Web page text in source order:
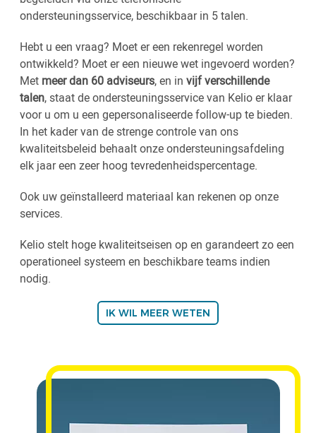
ondersteuningsservice, beschikbaar in 5 talen.
Hebt u een vraag? Moet er een rekenregel worden
ontwikkeld? Moet er een nieuwe wet ingevoerd worden?
Met meer dan 60 adviseurs, en in vijf verschillende
talen, staat de ondersteuningsservice van Kelio er klaar
voor u om u een gepersonaliseerde follow-up te bieden.
In het kader van de strenge controle van ons
kwaliteitsbeleid behaalt onze ondersteuningsafdeling
elk jaar een zeer hoog tevredenheidspercentage.
Ook uw geïnstalleerd materiaal kan rekenen op onze
services.
Kelio stelt hoge kwaliteitseisen op en garandeert zo een
operationeel systeem en beschikbare teams indien
nodig.
IK WIL MEER WETEN